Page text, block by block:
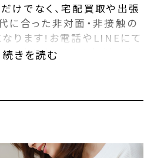
けでなく、宅配買取や出張
に合った非対面・非接触の
ります!お電話やLINEにて
ております！また無料の宅